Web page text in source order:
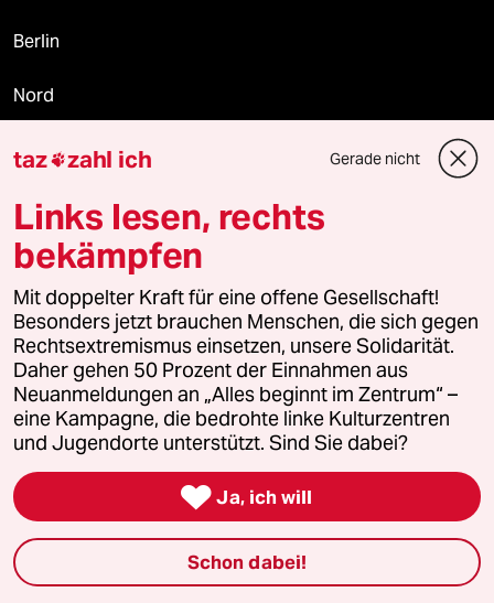
Berlin
Nord
Wahrheit
Themen
Iran-Krieg
Landtagswahl in Sachsen-Anhalt
Hitze
Christopher Street Day
taz zahl ich Gerade nicht
Links lesen, rechts
bekämpfen
Mit doppelter Kraft für eine offene Gesellschaft!
Besonders jetzt brauchen Menschen, die sich gegen
Rechtsextremismus einsetzen, unsere Solidarität.
Daher gehen 50 Prozent der Einnahmen aus
Neuanmeldungen an „Alles beginnt im Zentrum“ –
eine Kampagne, die bedrohte linke Kulturzentren
und Jugendorte unterstützt. Sind Sie dabei?
 Ja, ich will
Schon dabei!